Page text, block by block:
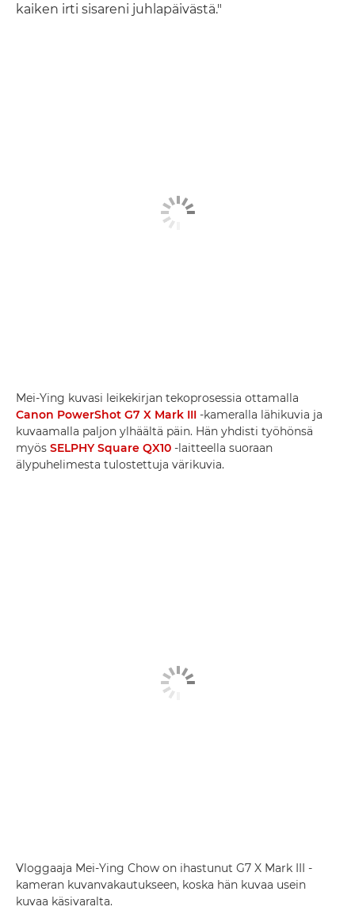
kaiken irti sisareni juhlapäivästä."
Mei-Ying kuvasi leikekirjan tekoprosessia ottamalla
Canon PowerShot G7 X Mark III -kameralla lähikuvia ja
kuvaamalla paljon ylhäältä päin. Hän yhdisti työhönsä
myös SELPHY Square QX10 -laitteella suoraan
älypuhelimesta tulostettuja värikuvia.
Vloggaaja Mei-Ying Chow on ihastunut G7 X Mark III -
kameran kuvanvakautukseen, koska hän kuvaa usein
kuvaa käsivaralta.